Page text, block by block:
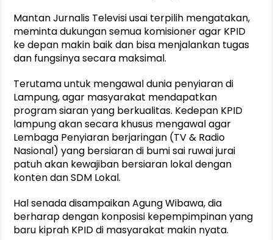
Mantan Jurnalis Televisi usai terpilih mengatakan,
meminta dukungan semua komisioner agar KPID
ke depan makin baik dan bisa menjalankan tugas
dan fungsinya secara maksimal.
Terutama untuk mengawal dunia penyiaran di
Lampung, agar masyarakat mendapatkan
program siaran yang berkualitas. Kedepan KPID
lampung akan secara khusus mengawal agar
Lembaga Penyiaran berjaringan (TV & Radio
Nasional) yang bersiaran di bumi sai ruwai jurai
patuh akan kewajiban bersiaran lokal dengan
konten dan SDM Lokal.
Hal senada disampaikan Agung Wibawa, dia
berharap dengan konposisi kepempimpinan yang
baru kiprah KPID di masyarakat makin nyata.